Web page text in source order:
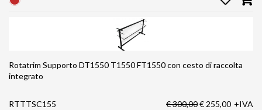
Rotatrim Supporto DT1550 T1550 FT1550 con cesto di raccolta
integrato
RTTTSC155
€ 300,00€ 255,00 +IVA